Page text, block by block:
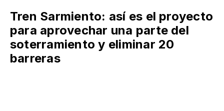
Tren Sarmiento: así es el proyecto
para aprovechar una parte del
soterramiento y eliminar 20
barreras